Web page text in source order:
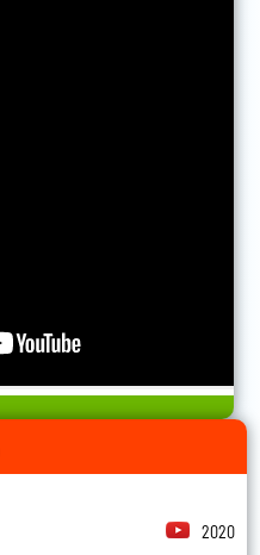
2020